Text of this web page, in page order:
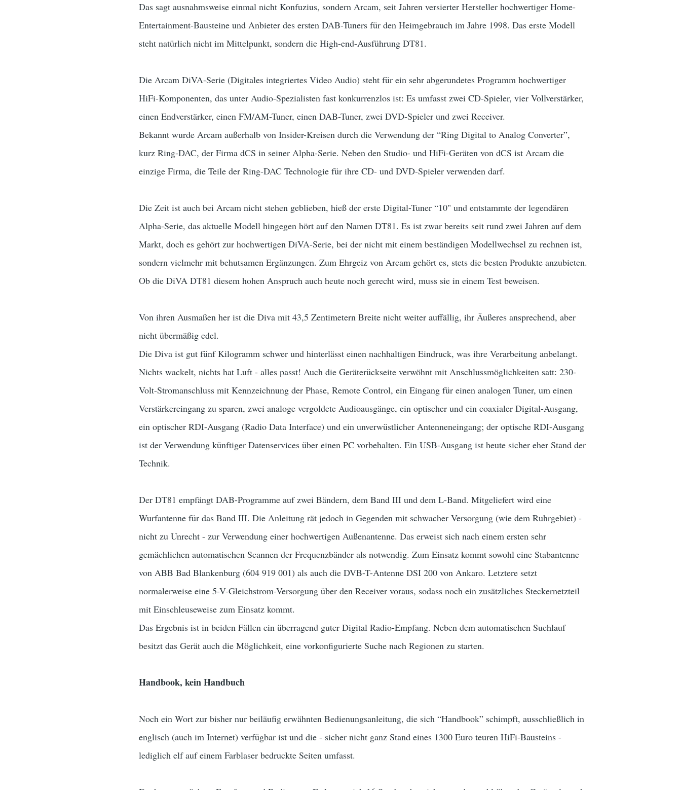
Das sagt ausnahmsweise einmal nicht Konfuzius, sondern Arcam, seit Jahren versierter Hersteller hochwertiger Home-
Entertainment-Bausteine und Anbieter des ersten DAB-Tuners für den Heimgebrauch im Jahre 1998. Das erste Modell
steht natürlich nicht im Mittelpunkt, sondern die High-end-Ausführung DT81.
Die Arcam DiVA-Serie (Digitales integriertes Video Audio) steht für ein sehr abgerundetes Programm hochwertiger
HiFi-Komponenten, das unter Audio-Spezialisten fast konkurrenzlos ist: Es umfasst zwei CD-Spieler, vier Vollverstärker,
einen Endverstärker, einen FM/AM-Tuner, einen DAB-Tuner, zwei DVD-Spieler und zwei Receiver.
Bekannt wurde Arcam außerhalb von Insider-Kreisen durch die Verwendung der “Ring Digital to Analog Converter”,
kurz Ring-DAC, der Firma dCS in seiner Alpha-Serie. Neben den Studio- und HiFi-Geräten von dCS ist Arcam die
einzige Firma, die Teile der Ring-DAC Technologie für ihre CD- und DVD-Spieler verwenden darf.
Die Zeit ist auch bei Arcam nicht stehen geblieben, hieß der erste Digital-Tuner “10" und entstammte der legendären
Alpha-Serie, das aktuelle Modell hingegen hört auf den Namen DT81. Es ist zwar bereits seit rund zwei Jahren auf dem
Markt, doch es gehört zur hochwertigen DiVA-Serie, bei der nicht mit einem beständigen Modellwechsel zu rechnen ist,
sondern vielmehr mit behutsamen Ergänzungen. Zum Ehrgeiz von Arcam gehört es, stets die besten Produkte anzubieten.
Ob die DiVA DT81 diesem hohen Anspruch auch heute noch gerecht wird, muss sie in einem Test beweisen.
Von ihren Ausmaßen her ist die Diva mit 43,5 Zentimetern Breite nicht weiter auffällig, ihr Äußeres ansprechend, aber
nicht übermäßig edel.
Die Diva ist gut fünf Kilogramm schwer und hinterlässt einen nachhaltigen Eindruck, was ihre Verarbeitung anbelangt.
Nichts wackelt, nichts hat Luft - alles passt! Auch die Geräterückseite verwöhnt mit Anschlussmöglichkeiten satt: 230-
Volt-Stromanschluss mit Kennzeichnung der Phase, Remote Control, ein Eingang für einen analogen Tuner, um einen
Verstärkereingang zu sparen, zwei analoge vergoldete Audioausgänge, ein optischer und ein coaxialer Digital-Ausgang,
ein optischer RDI-Ausgang (Radio Data Interface) und ein unverwüstlicher Antenneneingang; der optische RDI-Ausgang
ist der Verwendung künftiger Datenservices über einen PC vorbehalten. Ein USB-Ausgang ist heute sicher eher Stand der
Technik.
Der DT81 empfängt DAB-Programme auf zwei Bändern, dem Band III und dem L-Band. Mitgeliefert wird eine
Wurfantenne für das Band III. Die Anleitung rät jedoch in Gegenden mit schwacher Versorgung (wie dem Ruhrgebiet) -
nicht zu Unrecht - zur Verwendung einer hochwertigen Außenantenne. Das erweist sich nach einem ersten sehr
gemächlichen automatischen Scannen der Frequenzbänder als notwendig. Zum Einsatz kommt sowohl eine Stabantenne
von ABB Bad Blankenburg (604 919 001) als auch die DVB-T-Antenne DSI 200 von Ankaro. Letztere setzt
normalerweise eine 5-V-Gleichstrom-Versorgung über den Receiver voraus, sodass noch ein zusätzliches Steckernetzteil
mit Einschleuseweise zum Einsatz kommt.
Das Ergebnis ist in beiden Fällen ein überragend guter Digital Radio-Empfang. Neben dem automatischen Suchlauf
besitzt das Gerät auch die Möglichkeit, eine vorkonfigurierte Suche nach Regionen zu starten.
Handbook, kein Handbuch
Noch ein Wort zur bisher nur beiläufig erwähnten Bedienungsanleitung, die sich “Handbook” schimpft, ausschließlich in
englisch (auch im Internet) verfügbar ist und die - sicher nicht ganz Stand eines 1300 Euro teuren HiFi-Bausteins -
lediglich elf auf einem Farblaser bedruckte Seiten umfasst.